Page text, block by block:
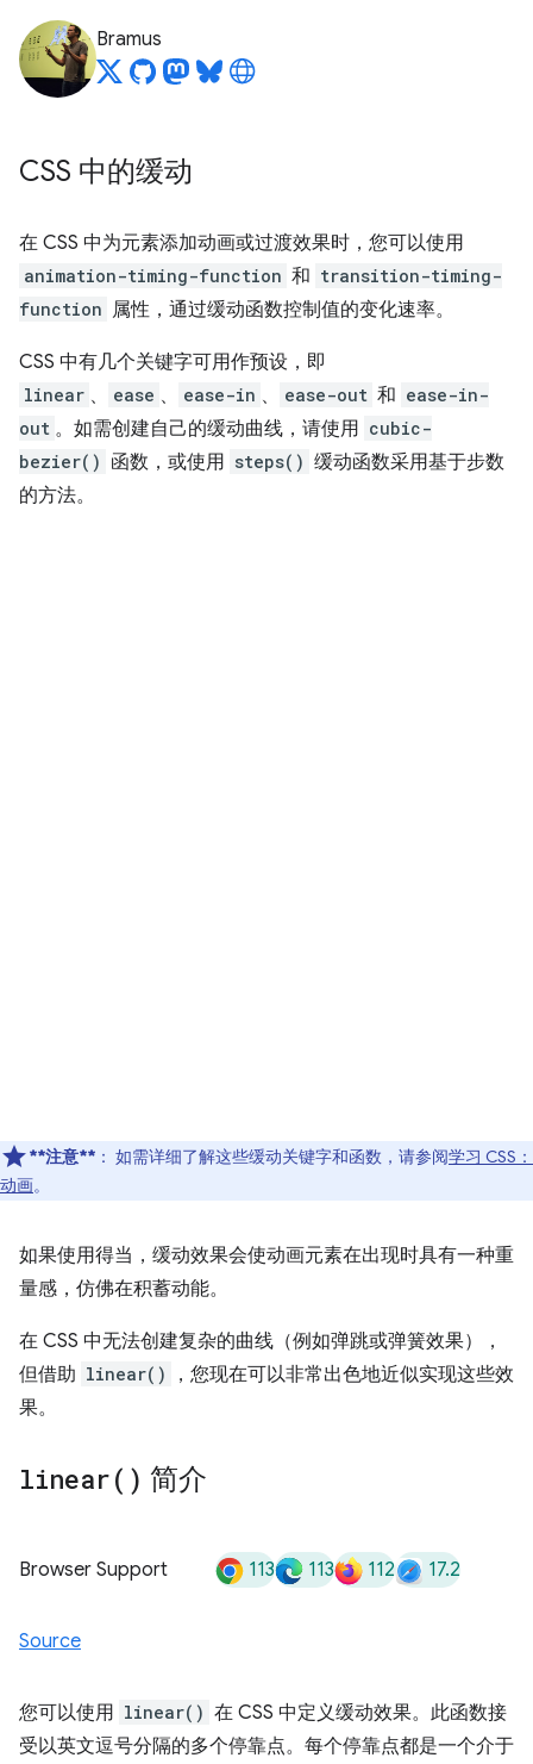
Bramus
CSS 中的缓动
在 CSS 中为元素添加动画或过渡效果时，您可以使用
animation-timing-function 和 transition-timing-
function 属性，通过缓动函数控制值的变化速率。
CSS 中有几个关键字可用作预设，即
linear 、 ease 、 ease-in 、 ease-out 和 ease-in-
out 。如需创建自己的缓动曲线，请使用 cubic-
bezier() 函数，或使用 steps() 缓动函数采用基于步数
的方法。
**注意** ： 如需详细了解这些缓动关键字和函数，请参阅学习 CSS：
动画。
如果使用得当，缓动效果会使动画元素在出现时具有一种重
量感，仿佛在积蓄动能。
在 CSS 中无法创建复杂的曲线（例如弹跳或弹簧效果），
但借助 linear()
，您现在可以非常出色地近似实现这些效
果。
linear( ) 简介
Browser Support 113 113 112 17.2
Source
您可以使用 linear() 在 CSS 中定义缓动效果。此函数接
受以英文逗号分隔的多个停靠点。每个停靠点都是一个介于